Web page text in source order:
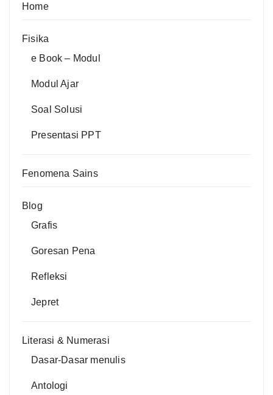
Home
Fisika
e Book – Modul
Modul Ajar
Soal Solusi
Presentasi PPT
Fenomena Sains
Blog
Grafis
Goresan Pena
Refleksi
Jepret
Literasi & Numerasi
Dasar-Dasar menulis
Antologi